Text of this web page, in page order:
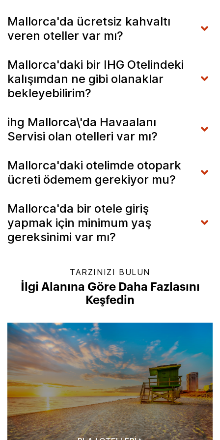
Mallorca'da ücretsiz kahvaltı
veren oteller var mı?
Mallorca'daki bir IHG Otelindeki
kalışımdan ne gibi olanaklar
bekleyebilirim?
ihg Mallorca\'da Havaalanı
Servisi olan otelleri var mı?
Mallorca'daki otelimde otopark
ücreti ödemem gerekiyor mu?
Mallorca'da bir otele giriş
yapmak için minimum yaş
gereksinimi var mı?
TARZINIZI BULUN
İlgi Alanına Göre Daha Fazlasını
Keşfedin